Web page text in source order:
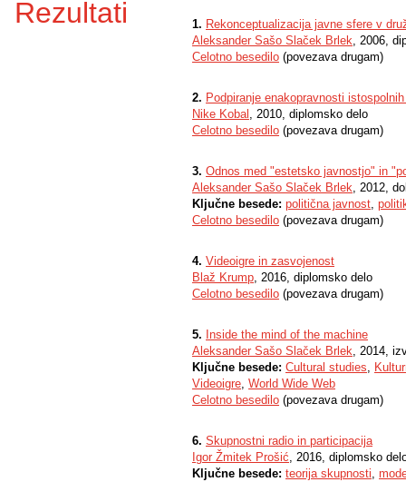
Rezultati 1. Rekonceptualizacija javne sfere v
Aleksander Sašo Slaček Brlek, 2006,
Celotno besedilo (povezava drugam)
2. Podpiranje enakopravnosti
Nike Kobal , 2010, diplomsko delo
Celotno besedilo (povezava drugam)
3. Odnos med "estetsko javnostjo" in
Aleksander Sašo Slaček Brlek, 2012,
Ključne besede: politična javnost,
Celotno besedilo (povezava drugam)
4. Videoigre in zasvojenost
Blaž Krump, 2016, diplomsko delo
Celotno besedilo (povezava drugam)
5. Inside the mind of the machine
Aleksander Sašo Slaček Brlek, 2014,
Ključne besede: Cultural studies,
Videoigre, World Wide Web
Celotno besedilo (povezava drugam)
6. Skupnostni radio in participacija
Igor Žmitek Prošić, 2016, diplomsko
Ključne besede: teorija skupnosti,